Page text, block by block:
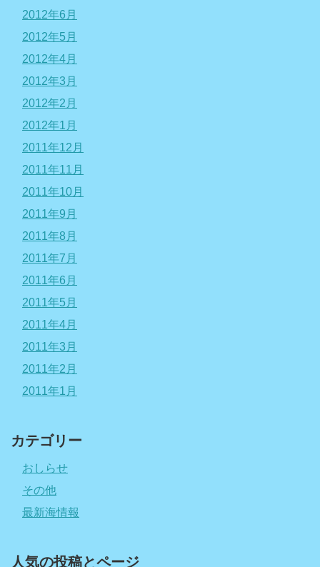
2012年6月
2012年5月
2012年4月
2012年3月
2012年2月
2012年1月
2011年12月
2011年11月
2011年10月
2011年9月
2011年8月
2011年7月
2011年6月
2011年5月
2011年4月
2011年3月
2011年2月
2011年1月
カテゴリー
おしらせ
その他
最新海情報
人気の投稿とページ